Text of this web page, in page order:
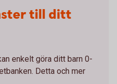
till ditt
enkelt göra ditt barn 0-
Detta och mer